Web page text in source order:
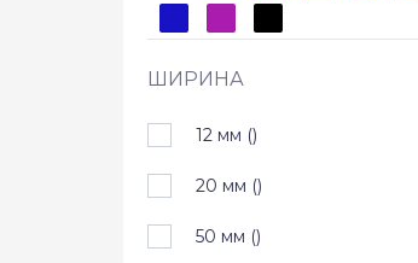
ШИРИНА
12 мм ()
20 мм ()
50 мм ()